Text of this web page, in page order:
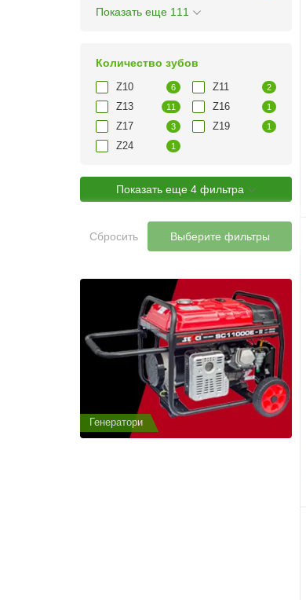
Показать еще 111
Количество зубов
Z10 6 Z11 2
Z13 11 Z16 1
Z17 3 Z19 1
Z24 1
Показать еще 4 фильтра
Сбросить Выберите фильтры
Генератори